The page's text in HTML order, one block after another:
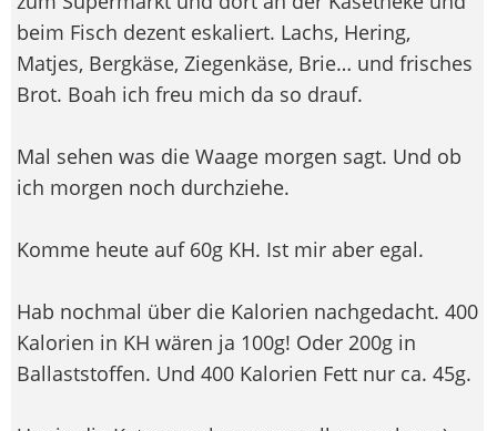
beim Fisch dezent eskaliert. Lachs, Hering,
Matjes, Bergkäse, Ziegenkäse, Brie… und frisches
Brot. Boah ich freu mich da so drauf.
Mal sehen was die Waage morgen sagt. Und ob
ich morgen noch durchziehe.
Komme heute auf 60g KH. Ist mir aber egal.
Hab nochmal über die Kalorien nachgedacht. 400
Kalorien in KH wären ja 100g! Oder 200g in
Ballaststoffen. Und 400 Kalorien Fett nur ca. 45g.